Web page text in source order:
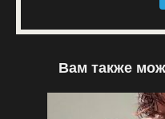
Вам также